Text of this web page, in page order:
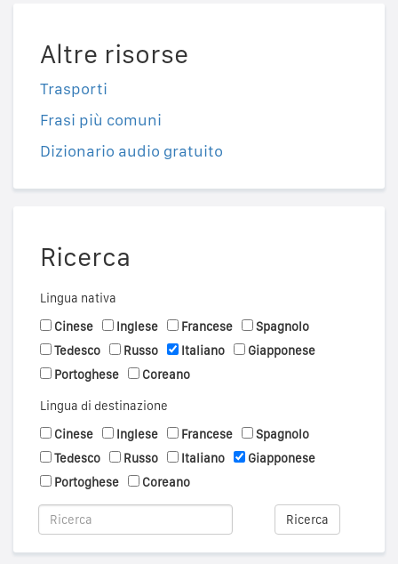
Altre risorse
Trasporti
Frasi più comuni
Dizionario audio gratuito
Ricerca
Lingua nativa
Cinese
Inglese Francese
Spagnolo
Tedesco
Russo Italiano
Giapponese
Portoghese
Coreano
Lingua di destinazione
Cinese
Inglese Francese
Spagnolo
Tedesco
Russo Italiano
Giapponese
Portoghese
Coreano
Ricerca